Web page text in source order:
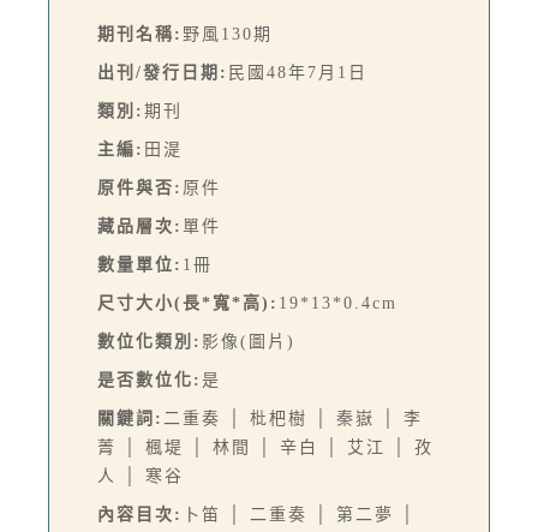
期刊名稱: 野風130期
出刊/發行日期: 民國48年7月1日
類別: 期刊
主編: 田湜
原件與否: 原件
藏品層次: 單件
數量單位: 1冊
尺寸大小(長*寬*高): 19*13*0.4cm
數位化類別: 影像(圖片)
是否數位化: 是
關鍵詞: 二重奏 │ 枇杷樹 │ 秦嶽 │ 李
菁 │ 楓堤 │ 林間 │ 辛白 │ 艾江 │ 孜
人 │ 寒谷
內容目次: 卜笛 │ 二重奏 │ 第二夢 │